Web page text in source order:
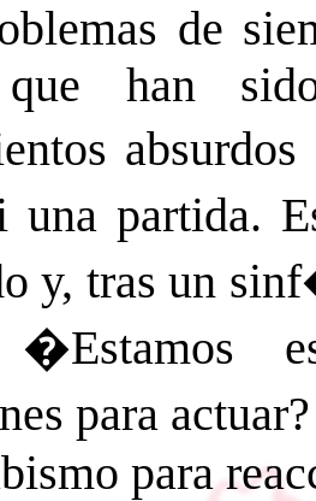
de
han
una partida.
y, tras un
para
para